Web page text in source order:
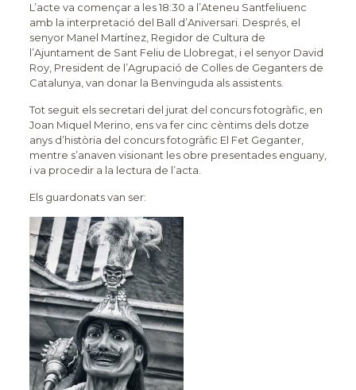
L’acte va començar a les 18:30 a l’Ateneu Santfeliuenc
amb la interpretació del Ball d’Aniversari. Després, el
senyor Manel Martínez, Regidor de Cultura de
l’Ajuntament de Sant Feliu de Llobregat, i el senyor David
Roy, President de l’Agrupació de Colles de Geganters de
Catalunya, van donar la Benvinguda als assistents.
Tot seguit els secretari del jurat del concurs fotogràfic, en
Joan Miquel Merino, ens va fer cinc cèntims dels dotze
anys d’història del concurs fotogràfic El Fet Geganter,
mentre s’anaven visionant les obre presentades enguany,
i va procedir a la lectura de l’acta.
Els guardonats van ser: